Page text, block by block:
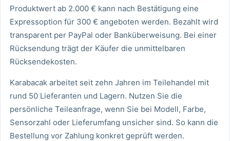
Produktwert ab 2.000 € kann nach Bestätigung eine
Expressoption für 300 € angeboten werden. Bezahlt wird
transparent per PayPal oder Banküberweisung. Bei einer
Rücksendung trägt der Käufer die unmittelbaren
Rücksendekosten.
Karabacak arbeitet seit zehn Jahren im Teilehandel mit
rund 50 Lieferanten und Lagern. Nutzen Sie die
persönliche Teileanfrage, wenn Sie bei Modell, Farbe,
Sensorzahl oder Lieferumfang unsicher sind. So kann die
Bestellung vor Zahlung konkret geprüft werden.